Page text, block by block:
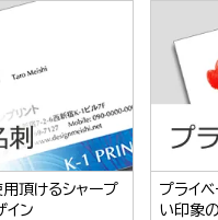
頂けるシャープ
イン
プライ
い印象